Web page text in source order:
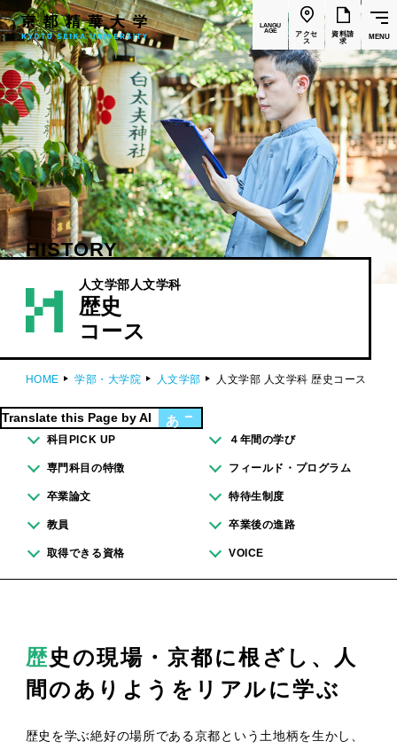
LANGU
AGE
アクセ
ス
資料請
求
MENU
人文学部 人文学科
歴史
コース
HISTORY
HOME 学部・大学院 人文学部 人文学部 人文学科 歴史コース
Translate this Page by AI あ
科目PICK UP ４年間の学び
専門科目の特徴 フィールド・プログラム
卒業論文 特待生制度
教員 卒業後の進路
取得できる資格 VOICE
歴史の現場・京都に根ざし、人
間のありようをリアルに学ぶ
歴史を学ぶ絶好の場所である京都という土地柄を生かし、